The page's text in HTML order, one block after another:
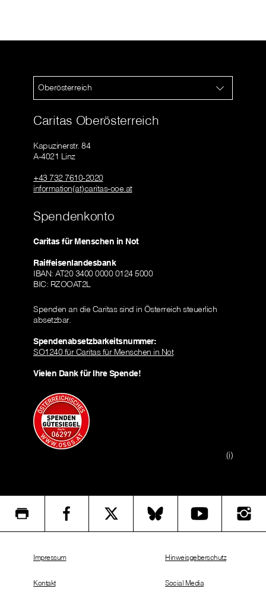
Oberösterreich
Caritas Oberösterreich
Kapuzinerstr. 84
A-4021 Linz
+43 732 7610-2020
information(at)caritas-ooe.at
Spendenkonto
Caritas für Menschen in Not
Raiffeisenlandesbank
IBAN: AT20 3400 0000 0124 5000
BIC: RZOOAT2L
Spenden an die Caritas sind in Österreich steuerlich
absetzbar.
Spendenabsetzbarkeitsnummer:
SO1240 für Caritas für Menschen in Not
Vielen Dank für Ihre Spende!
(i)
Impressum
Kontakt
Hinweisgeberschutz
Social Media